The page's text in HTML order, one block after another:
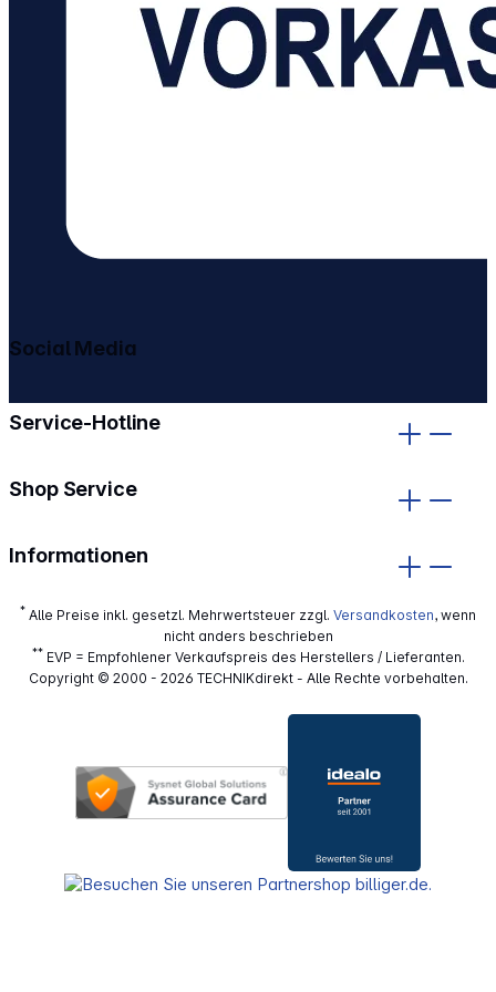
Service-Hotline
Shop Service
Informationen
Social Media
* Alle Preise inkl. gesetzl. Mehrwertsteuer zzgl. Versandkosten, wenn
nicht anders beschrieben
**EVP = Empfohlener Verkaufspreis des Herstellers / Lieferanten.
Copyright © 2000 - 2026 TECHNIKdirekt - Alle Rechte vorbehalten.